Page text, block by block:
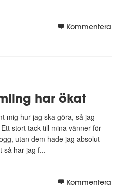
Kommentera
har ökat
mig hur jag ska göra, så jag
stort tack till mina vänner för
utan dem hade jag absolut
så har jag f...
Kommentera